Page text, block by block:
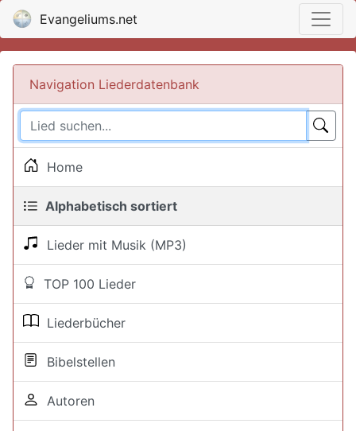
Evangeliums.net
Navigation Liederdatenbank
Home
Alphabetisch sortiert
Lieder mit Musik (MP3)
TOP 100 Lieder
Liederbücher
Bibelstellen
Autoren